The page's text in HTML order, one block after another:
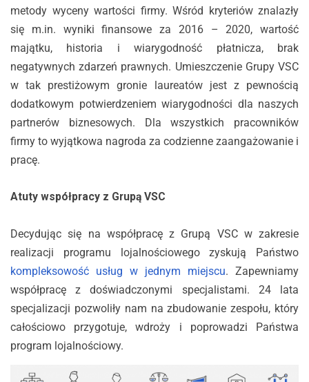
metody wyceny wartości firmy. Wśród kryteriów znalazły
się m.in. wyniki finansowe za 2016 – 2020, wartość
majątku, historia i wiarygodność płatnicza, brak
negatywnych zdarzeń prawnych. Umieszczenie Grupy VSC
w tak prestiżowym gronie laureatów jest z pewnością
dodatkowym potwierdzeniem wiarygodności dla naszych
partnerów biznesowych. Dla wszystkich pracowników
firmy to wyjątkowa nagroda za codzienne zaangażowanie i
pracę.
Atuty współpracy z Grupą VSC
Decydując się na współpracę z Grupą VSC w zakresie
realizacji programu lojalnościowego zyskują Państwo
kompleksowość usług w jednym miejscu. Zapewniamy
współpracę z doświadczonymi specjalistami. 24 lata
specjalizacji pozwoliły nam na zbudowanie zespołu, który
całościowo przygotuje, wdroży i poprowadzi Państwa
program lojalnościowy.